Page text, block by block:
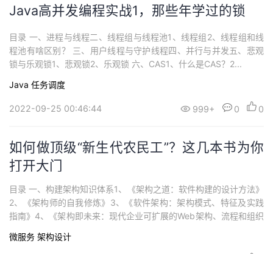
Java高并发编程实战1，那些年学过的锁
目录 一、进程与线程二、线程组与线程池1、线程组2、线程组和线
程池有啥区别？ 三、用户线程与守护线程四、并行与并发五、悲观
锁与乐观锁1、悲观锁2、乐观锁 六、CAS1、什么是CAS？2...
Java 任务调度
2022-09-25 00:46:44 999+ 0 0
如何做顶级“新生代农民工”？这几本书为你
打开大门
目录 一、构建架构知识体系1、《架构之道：软件构建的设计方法》
2、《架构师的自我修炼》3、《软件架构：架构模式、特征及实践
指南》4、《架构即未来：现代企业可扩展的Web架构、流程和组织
微服务 架构设计